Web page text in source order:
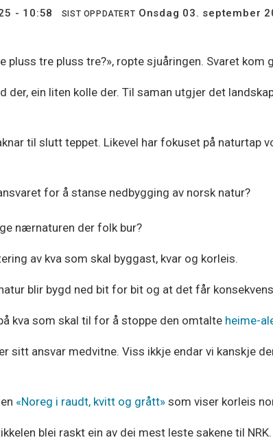
- 10:58 SIST OPPDATERT onsdag 03. september
pluss tre pluss tre?», ropte sjuåringen. Svaret kom
der, ein liten kolle der. Til saman utgjer det
til slutt teppet. Likevel har fokuset på naturtap
for å stanse nedbygging av norsk natur?
nærnaturen der folk bur?
av kva som skal byggast, kvar og korleis.
blir bygd ned bit for bit og at det får
kva som skal til for å stoppe den omtalte heime-
sitt ansvar medvitne. Viss ikkje endar vi kanskje
«Noreg i raudt, kvitt og grått»som viser korleis
blei raskt ein av dei mest leste sakene til